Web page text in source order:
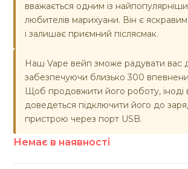
вважається одним із
любителів марихуани. Він є яскравим
і залишає приємний післясмак.
Наш Vape вейп зможе радувати вас
забезпечуючи близько 300
Щоб продовжити його роботу, іноді
доведеться підключити його до
пристрою через порт USB.
Немає в наявності